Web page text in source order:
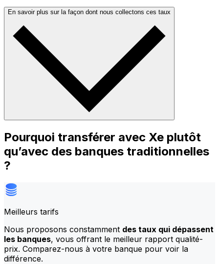
En savoir plus sur la façon dont nous collectons ces taux
Pourquoi transférer avec Xe plutôt
qu’avec des banques traditionnelles
?
Meilleurs tarifs
Nous proposons constamment des taux qui dépassent
les banques, vous offrant le meilleur rapport qualité-
prix. Comparez-nous à votre banque pour voir la
différence.